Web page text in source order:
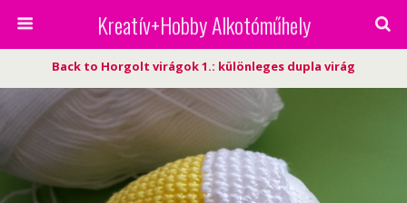
Kreatív+Hobby Alkotóműhely
Back to Horgolt virágok 1.: különleges dupla virág